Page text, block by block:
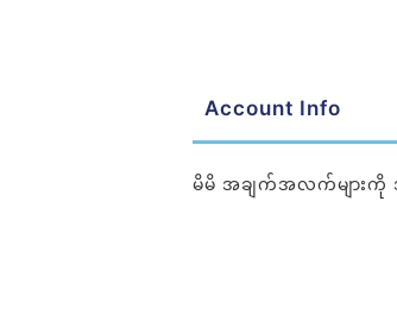
Account Info
မိမိ အချက်အလက်များ